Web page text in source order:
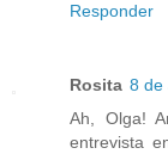
Responder
Rosita 8 de
Ah, Olga!
entrevista